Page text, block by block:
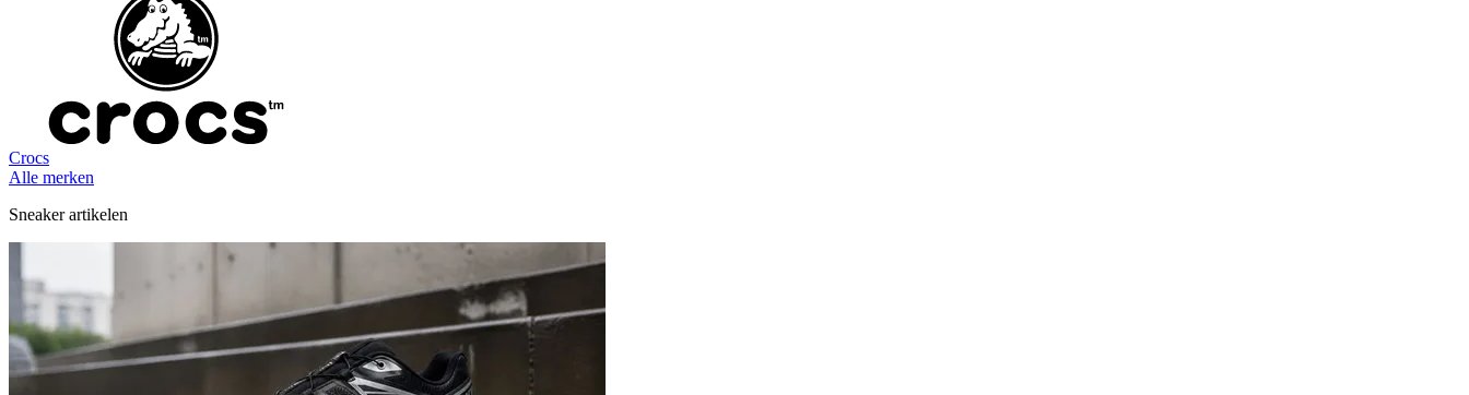
Crocs
Alle merken
Sneaker artikelen